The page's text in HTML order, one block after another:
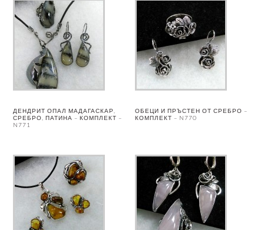
ДЕНДРИТ ОПАЛ МАДАГАСКАР,
СРЕБРО, ПАТИНА – КОМПЛЕКТ –
N771
ОБЕЦИ И ПРЪСТЕН ОТ СРЕБРО –
КОМПЛЕКТ – N770